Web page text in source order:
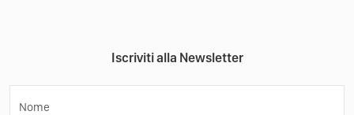
Iscriviti alla Newsletter
Nome